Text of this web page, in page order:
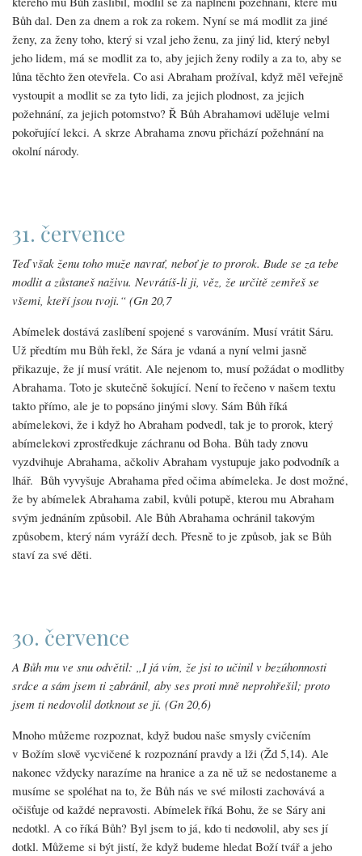
Bůh dal. Den za dnem a rok za rokem. Nyní se má modlit za jiné
ženy, za ženy toho, který si vzal jeho ženu, za jiný lid, který nebyl
jeho lidem, má se modlit za to, aby jejich ženy rodily a za to, aby se
lůna těchto žen otevřela. Co asi Abraham prožíval, když měl veřejně
vystoupit a modlit se za tyto lidi, za jejich plodnost, za jejich
požehnání, za jejich potomstvo? Ř Bůh Abrahamovi uděluje velmi
pokořující lekci. A skrze Abrahama znovu přichází požehnání na
okolní národy.
31. července
Teď však ženu toho muže navrať, neboť je to prorok. Bude se za tebe
modlit a zůstaneš naživu. Nevrátíš-li ji, věz, že určitě zemřeš se
všemi, kteří jsou tvoji.“ (Gn 20,7
Abímelek dostává zaslíbení spojené s varováním. Musí vrátit Sáru.
Už předtím mu Bůh řekl, že Sára je vdaná a nyní velmi jasně
přikazuje, že jí musí vrátit. Ale nejenom to, musí požádat o modlitby
Abrahama. Toto je skutečně šokující. Není to řečeno v našem textu
takto přímo, ale je to popsáno jinými slovy. Sám Bůh říká
abímelekovi, že i když ho Abraham podvedl, tak je to prorok, který
abímelekovi zprostředkuje záchranu od Boha. Bůh tady znovu
vyzdvihuje Abrahama, ačkoliv Abraham vystupuje jako podvodník a
lhář. Bůh vyvyšuje Abrahama před očima abímeleka. Je dost možné,
že by abímelek Abrahama zabil, kvůli potupě, kterou mu Abraham
svým jednáním způsobil. Ale Bůh Abrahama ochránil takovým
způsobem, který nám vyráží dech. Přesně to je způsob, jak se Bůh
staví za své děti.
30. července
A Bůh mu ve snu odvětil: „I já vím, že jsi to učinil v bezúhonnosti
srdce a sám jsem ti zabránil, aby ses proti mně neprohřešil; proto
jsem ti nedovolil dotknout se jí. (Gn 20,6)
Mnoho můžeme rozpoznat, když budou naše smysly cvičením
v Božím slově vycvičené k rozpoznání pravdy a lži (Žd 5,14). Ale
nakonec vždycky narazíme na hranice a za ně už se nedostaneme a
musíme se spoléhat na to, že Bůh nás ve své milosti zachovává a
očišťuje od každé nepravosti. Abímelek říká Bohu, že se Sáry ani
nedotkl. A co říká Bůh? Byl jsem to já, kdo ti nedovolil, aby ses jí
dotkl. Můžeme si být jistí, že když budeme hledat Boží tvář a jeho